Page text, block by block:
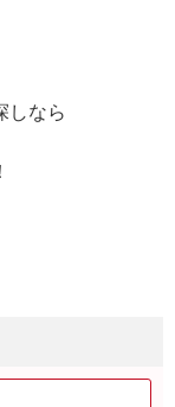
しなら